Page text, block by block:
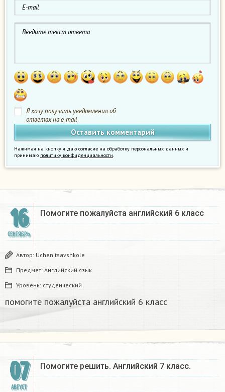
Я хочу получать уведомления об
ответах на e-mail
Нажимая на кнопку я даю согласие на обработку персональных данных и
принимаю политику конфиденциальности.
16
СЕНТЯБРЬ
Помогите пожалуйста английский 6 класс ​
Автор: Uchenitsavshkole
Предмет: Английский язык
Уровень: студенческий
помогите пожалуйста английский 6 класс ​
07
АВГУСТ
Помогите решить. Английский 7 класс.​